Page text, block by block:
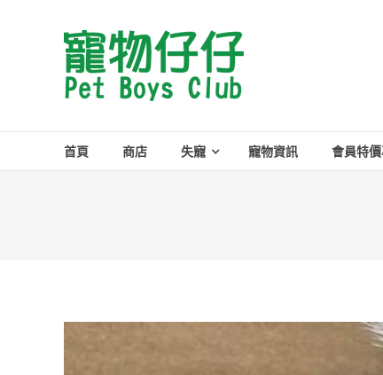
Pet
Boys
Club
首頁 商店 失寵 寵物資訊 會員特